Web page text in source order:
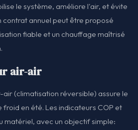
le système, améliore l'air, et évite
contrat annuel peut être proposé
fiable et un chauffage maîtrisé
air-air
(climatisation réversible) assure le
en été. Les indicateurs COP et
matériel, avec un objectif simple: